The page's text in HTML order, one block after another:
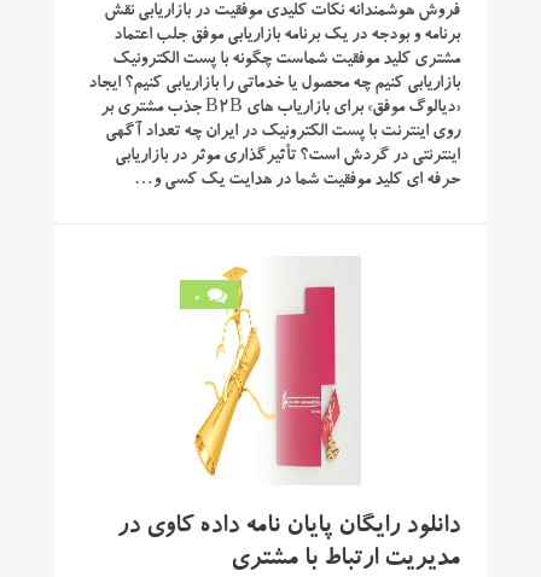
فروش هوشمندانه نکات کلیدی موفقیت در بازاریابی نقش
برنامه و بودجه در یک برنامه بازاریابی موفق جلب اعتماد
مشتری کلید موفقیت شماست چگونه با پست الکترونیک
بازاریابی کنیم چه محصول یا خدماتی را بازاریابی کنیم؟ ایجاد
«دیالوگ موفق» برای بازاریاب های B2B جذب مشتری بر
روی اینترنت با پست الکترونیک در ایران چه تعداد آگهی
اینترنتی در گردش است؟ تأثیرگذاری موثر در بازاریابی
حرفه ای کلید موفقیت شما در هدایت یک کسی و…
0
دانلود رایگان پایان نامه داده کاوی در
مدیریت ارتباط با مشتری